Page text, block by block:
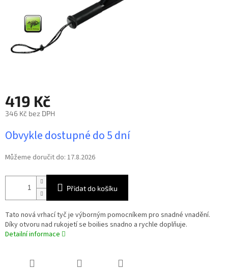
419 Kč
346 Kč bez DPH
cena:
Obvykle dostupné do 5 dní
Můžeme doručit do: 17.8.2026
Přidat do košíku
Tato nová vrhací tyč je výborným pomocníkem pro snadné vnadění.
Díky otvoru nad rukojetí se boilies snadno a rychle doplňuje.
Detailní informace